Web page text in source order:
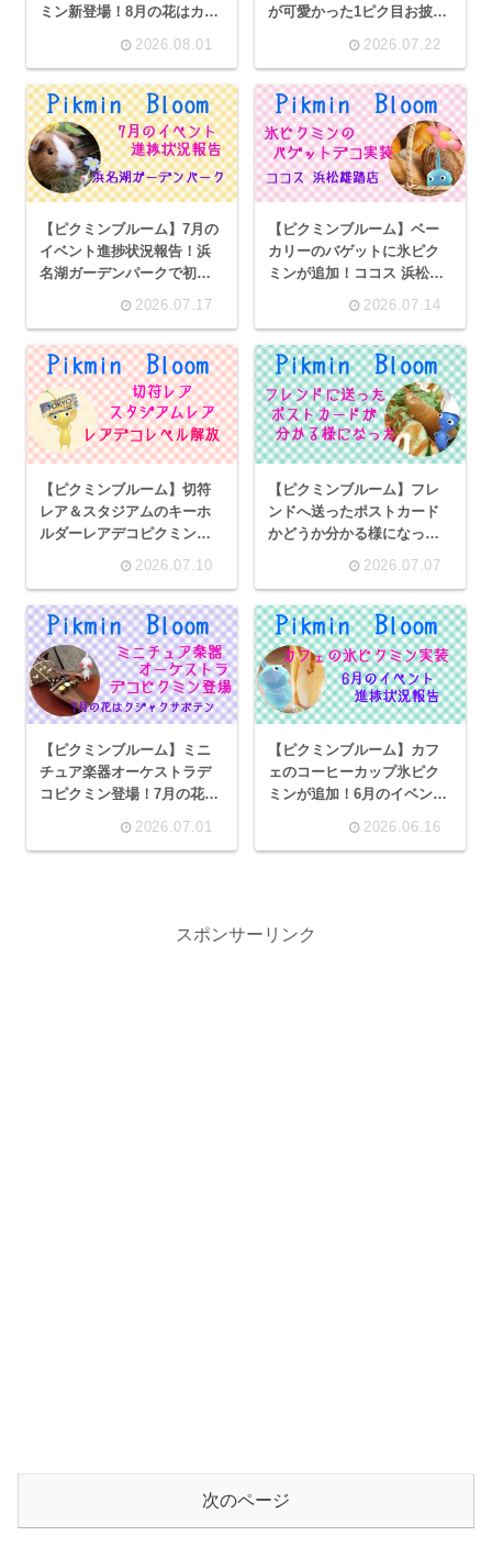
ミン新登場！8月の花はカン
2026.08.01
が可愛かった1ピク目お披露
2026.07.22
【ピクミンブルーム】7月の
イベント進捗状況報告！浜
名湖ガーデンパークで初め
2026.07.17
【ピクミンブルーム】ベー
カリーのバゲットに氷ピク
ミンが追加！ココス 浜松雄
2026.07.14
【ピクミンブルーム】切符
レア＆スタジアムのキーホ
ルダーレアデコピクミン登
場！駅・スタジアムカテゴ
2026.07.10
【ピクミンブルーム】フレ
ンドへ送ったポストカード
かどうか分かる様になっ
た！牛川町周辺ポスカ紹介
2026.07.07
【ピクミンブルーム】ミニ
チュア楽器オーケストラデ
コピクミン登場！7月の花は
2026.07.01
【ピクミンブルーム】カフ
ェのコーヒーカップ氷ピク
ミンが追加！6月のイベント
2026.06.16
スポンサーリンク
次のページ